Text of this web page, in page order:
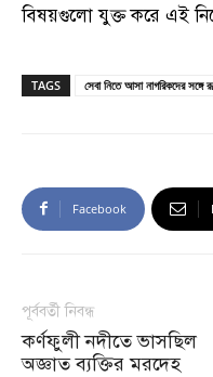
বিষয়গুলো যুক্ত করে এই
TAGS সেবা নিতে আসা নাগরিকদের সঙ্গে
Facebook
পূর্ববর্তী নিবন্ধ
কর্ণফুলী নদীতে ভাসছিল
অজ্ঞাত ব্যক্তির মরদেহ